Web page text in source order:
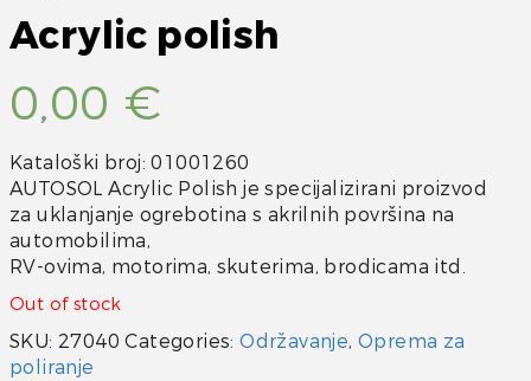
Acrylic polish
0,00 €
Kataloški broj: 01001260
AUTOSOL Acrylic Polish je specijalizirani proizvod
za uklanjanje ogrebotina s akrilnih površina na
automobilima,
RV-ovima, motorima, skuterima, brodicama itd.
Out of stock
SKU: 27040 Categories:Održavanje,Oprema za
poliranje